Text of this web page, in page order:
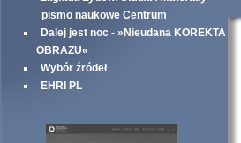
pismo naukowe Centrum
Dalej jest noc - »Nieudana KOREKTA
OBRAZU«
Wybór źródeł
EHRI PL